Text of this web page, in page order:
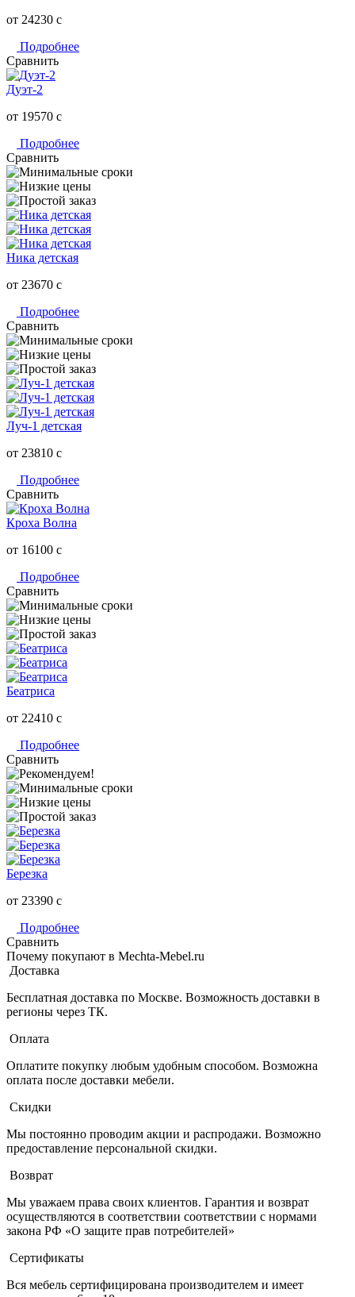
от 24230 c
Подробнее
Сравнить
Дуэт-2
от 19570 c
Подробнее
Сравнить
Ника детская
от 23670 c
Подробнее
Сравнить
Луч-1 детская
от 23810 c
Подробнее
Сравнить
Кроха Волна
от 16100 c
Подробнее
Сравнить
Беатриса
от 22410 c
Подробнее
Сравнить
Березка
от 23390 c
Подробнее
Сравнить
Почему покупают в Mechta-Mebel.ru
Доставка
Бесплатная доставка по Москве. Возможность доставки в
регионы через ТК.
Оплата
Оплатите покупку любым удобным способом. Возможна
оплата после доставки мебели.
Скидки
Мы постоянно проводим акции и распродажи. Возможно
предоставление персональной скидки.
Возврат
Мы уважаем права своих клиентов. Гарантия и возврат
осуществляются в соответствии соответствии с нормами
закона РФ «О защите прав потребителей»
Сертификаты
Вся мебель сертифицирована производителем и имеет